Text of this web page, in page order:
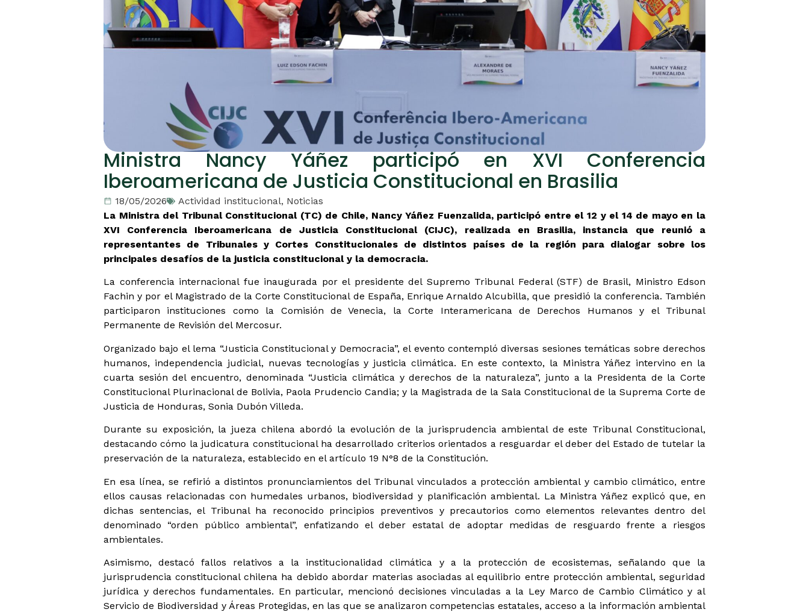
Ministra Nancy Yáñez participó en XVI Conferencia
Iberoamericana de Justicia Constitucional en Brasilia
18/05/2026 Actividad institucional, Noticias
La Ministra del Tribunal Constitucional (TC) de Chile, Nancy Yáñez Fuenzalida, participó entre el 12 y el 14 de mayo en la
XVI Conferencia Iberoamericana de Justicia Constitucional (CIJC), realizada en Brasilia, instancia que reunió a
representantes de Tribunales y Cortes Constitucionales de distintos países de la región para dialogar sobre los
principales desafíos de la justicia constitucional y la democracia.
La conferencia internacional fue inaugurada por el presidente del Supremo Tribunal Federal (STF) de Brasil, Ministro Edson
Fachin y por el Magistrado de la Corte Constitucional de España, Enrique Arnaldo Alcubilla, que presidió la conferencia. También
participaron instituciones como la Comisión de Venecia, la Corte Interamericana de Derechos Humanos y el Tribunal
Permanente de Revisión del Mercosur.
Organizado bajo el lema “Justicia Constitucional y Democracia”, el evento contempló diversas sesiones temáticas sobre derechos
humanos, independencia judicial, nuevas tecnologías y justicia climática. En este contexto, la Ministra Yáñez intervino en la
cuarta sesión del encuentro, denominada “Justicia climática y derechos de la naturaleza”, junto a la Presidenta de la Corte
Constitucional Plurinacional de Bolivia, Paola Prudencio Candia; y la Magistrada de la Sala Constitucional de la Suprema Corte de
Justicia de Honduras, Sonia Dubón Villeda.
Durante su exposición, la jueza chilena abordó la evolución de la jurisprudencia ambiental de este Tribunal Constitucional,
destacando cómo la judicatura constitucional ha desarrollado criterios orientados a resguardar el deber del Estado de tutelar la
preservación de la naturaleza, establecido en el artículo 19 N°8 de la Constitución.
En esa línea, se refirió a distintos pronunciamientos del Tribunal vinculados a protección ambiental y cambio climático, entre
ellos causas relacionadas con humedales urbanos, biodiversidad y planificación ambiental. La Ministra Yáñez explicó que, en
dichas sentencias, el Tribunal ha reconocido principios preventivos y precautorios como elementos relevantes dentro del
denominado “orden público ambiental”, enfatizando el deber estatal de adoptar medidas de resguardo frente a riesgos
ambientales.
Asimismo, destacó fallos relativos a la institucionalidad climática y a la protección de ecosistemas, señalando que la
jurisprudencia constitucional chilena ha debido abordar materias asociadas al equilibrio entre protección ambiental, seguridad
jurídica y derechos fundamentales. En particular, mencionó decisiones vinculadas a la Ley Marco de Cambio Climático y al
Servicio de Biodiversidad y Áreas Protegidas, en las que se analizaron competencias estatales, acceso a la información ambiental